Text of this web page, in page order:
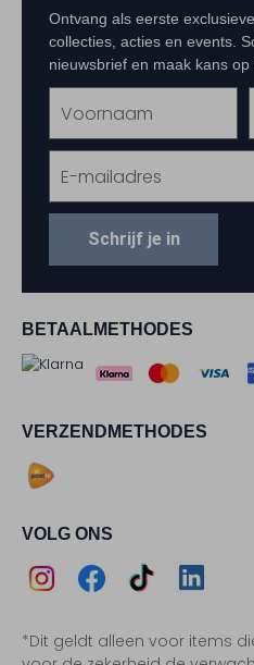
BETAALMETHODES
VERZENDMETHODES
VOLG ONS
Instagram
Facebook
TikTok
*Dit geldt alleen voor items
Ontvang als eerste
collecties, acties en events.
nieuwsbrief en maak kans op
Schrijf je in